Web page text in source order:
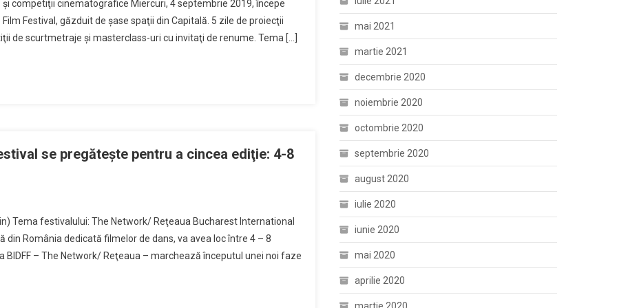
competiţii cinematografice Miercuri, 4 septembrie 2019, începe
Festival, găzduit de şase spaţii din Capitală. 5 zile de proiecţii
de scurtmetraje şi masterclass-uri cu invitaţi de renume. Tema […]
se pregăteşte pentru a cincea ediţie: 4-8
Tema festivalului: The Network/ Reţeaua Bucharest International
România dedicată filmelor de dans, va avea loc între 4 – 8
BIDFF – The Network/ Reţeaua – marchează începutul unei noi faze
mai 2021
martie 2021
decembrie 2020
noiembrie 2020
octombrie 2020
septembrie 2020
august 2020
iulie 2020
iunie 2020
mai 2020
aprilie 2020